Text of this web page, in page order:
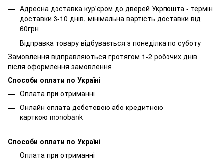
Адресна доставка кур'єром до дверей Укрпошта - термін
доставки 3-10 днів, мінімальна вартість доставки від
60грн
Відправка товару відбувається з понеділка по суботу
Замовлення відправляються протягом 1-2 робочих днів
після оформлення замовлення
Способи оплати по Україні
Оплата при отриманні
Онлайн оплата дебетовою або кредитною
карткою monobank
Способи оплати по Україні
Оплата при отриманні